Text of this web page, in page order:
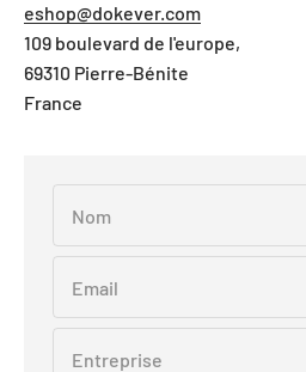
eshop@dokever.com
109 boulevard de l'europe,
69310 Pierre-Bénite
France
Nom
Email
Entreprise